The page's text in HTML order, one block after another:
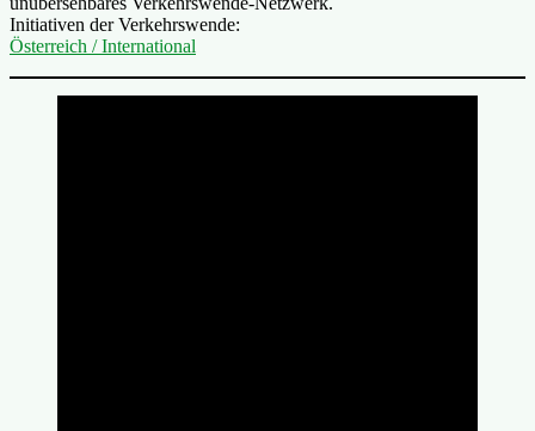
Initiativen der Verkehrswende:
Österreich / International